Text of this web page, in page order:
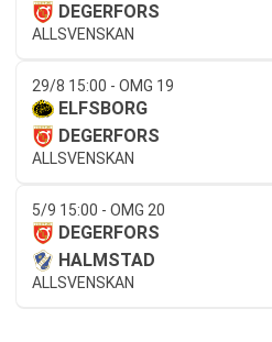
DEGERFORS
ALLSVENSKAN
29/8 15:00 - OMG 19
ELFSBORG
DEGERFORS
ALLSVENSKAN
5/9 15:00 - OMG 20
DEGERFORS
HALMSTAD
ALLSVENSKAN